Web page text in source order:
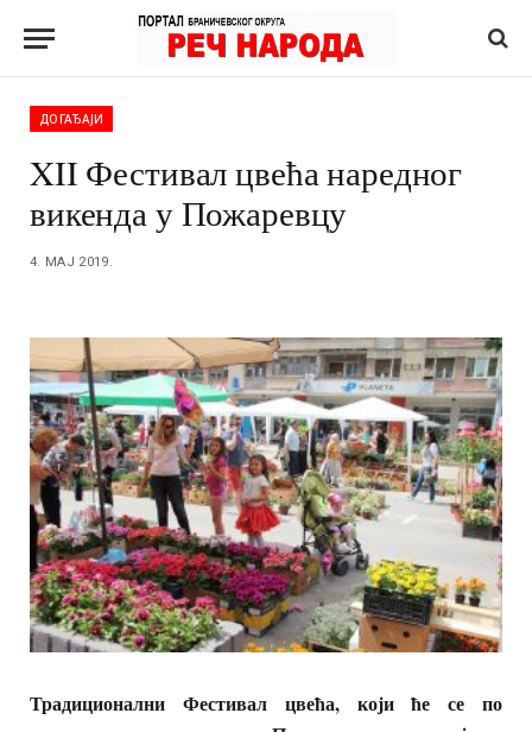
ДОГАЂАЈИ
XII Фестивал цвећа наредног
викенда у Пожаревцу
4. МАЈ 2019.
Традиционални Фестивал цвећа, који ће се по